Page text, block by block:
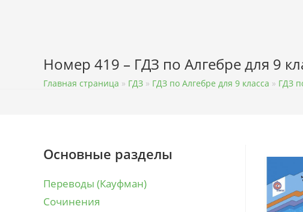
Номер 419 – ГДЗ по Алгебре для 9
Главная страница » ГДЗ » ГДЗ по Алгебре для 9 класса » ГДЗ
Основные разделы
Переводы (Кауфман)
Сочинения